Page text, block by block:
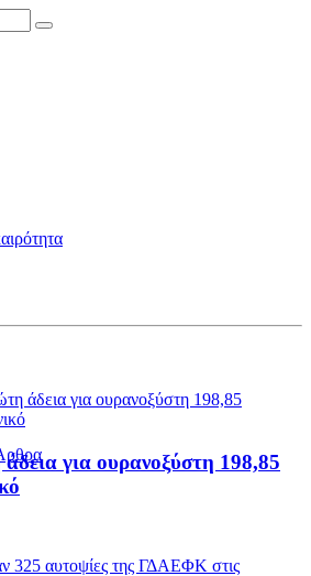
για ουρανοξύστη 198,85